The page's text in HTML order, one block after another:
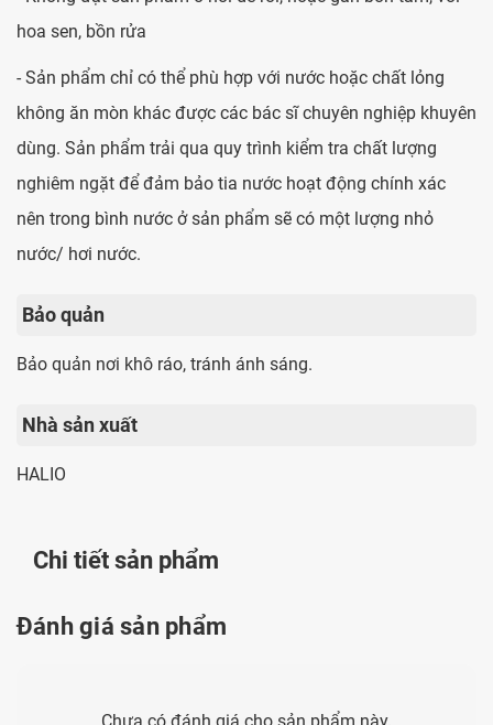
hoa sen, bồn rửa
- Sản phẩm chỉ có thể phù hợp với nước hoặc chất lỏng
không ăn mòn khác được các bác sĩ chuyên nghiệp khuyên
dùng. Sản phẩm trải qua quy trình kiểm tra chất lượng
nghiêm ngặt để đảm bảo tia nước hoạt động chính xác
nên trong bình nước ở sản phẩm sẽ có một lượng nhỏ
nước/ hơi nước.
Bảo quản
Bảo quản nơi khô ráo, tránh ánh sáng.
Nhà sản xuất
HALIO
Chi tiết sản phẩm
Đánh giá sản phẩm